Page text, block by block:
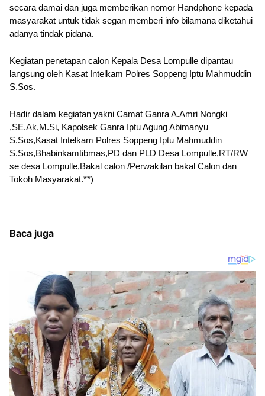
secara damai dan juga memberikan nomor Handphone kepada
masyarakat untuk tidak segan memberi info bilamana diketahui
adanya tindak pidana.
Kegiatan penetapan calon Kepala Desa Lompulle dipantau
langsung oleh Kasat Intelkam Polres Soppeng Iptu Mahmuddin
S.Sos.
Hadir dalam kegiatan yakni Camat Ganra A.Amri Nongki
,SE.Ak,M.Si, Kapolsek Ganra Iptu Agung Abimanyu
S.Sos,Kasat Intelkam Polres Soppeng Iptu Mahmuddin
S.Sos,Bhabinkamtibmas,PD dan PLD Desa Lompulle,RT/RW
se desa Lompulle,Bakal calon /Perwakilan bakal Calon dan
Tokoh Masyarakat.**)
Baca juga